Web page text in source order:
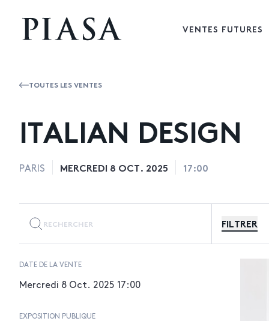
VENTES FUTURES
TOUTES LES VENTES
ITALIAN DESIGN
PARIS MERCREDI 8 OCT. 2025 17:00
FILTRER
DATE DE LA VENTE
Mercredi 8 Oct. 2025 17:00
EXPOSITION PUBLIQUE